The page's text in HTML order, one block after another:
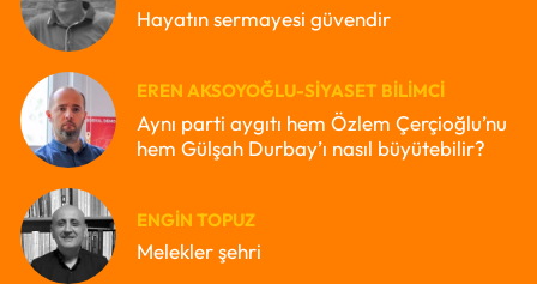
Hayatın sermayesi güvendir
EREN AKSOYOĞLU-SIYASET BILIMCI
Aynı parti aygıtı hem Özlem Çerçioğlu’nu
hem Gülşah Durbay’ı nasıl büyütebilir?
ENGIN TOPUZ
Melekler şehri